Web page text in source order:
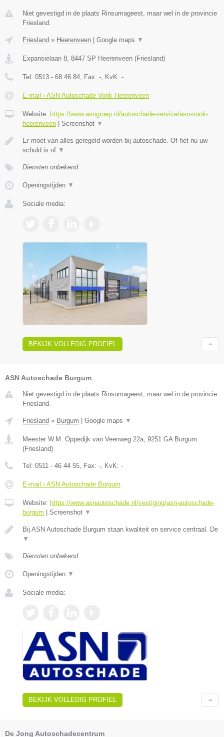
Niet gevestigd in de plaats Rinsumageest, maar wel in de provincie
Friesland.
Friesland » Heerenveen | Google maps ▼
Expansielaan 8 8447 SP Heerenveen (Friesland)
Tel: 0513 - 68 46 84 , Fax: - , KvK: -
E-mail › ASN Autoschade Vonk Heerenveen
Website: https://www.asngroep.nl/autoschade-service/asn-vonk-
heerenveen | Screenshot ▼
Er moet van alles geregeld worden bij autoschade. Of het nu uw
schuld is of ▼
Diensten onbekend
Openingstijden ▼
Sociale media:
BEKIJK VOLLEDIG PROFIEL
ASN Autoschade Burgum
Niet gevestigd in de plaats Rinsumageest, maar wel in de provincie
Friesland.
Friesland » Burgum Google maps ▼
Meester W.M. Oppedijk van Veenweg 22a, 9251 GA Burgum
(Friesland)
Tel: 0511 - 46 44 55, Fax: -, KvK: -
E-mail › ASN Autoschade Burgum
Website: https://www.asnautoschade.nl/vestiging/asn-autoschade-
burgum
Screenshot ▼
Bij ASN Autoschade Burgum staan kwaliteit en service centraal. De
▼
Diensten onbekend
Openingstijden ▼
Sociale media:
BEKIJK VOLLEDIG PROFIEL
De Jong Autoschadecentrum